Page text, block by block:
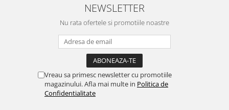
NEWSLETTER
Nu rata ofertele si promotiile noastre
Vreau sa primesc newsletter cu promotiile
magazinului. Afla mai multe in Politica de
Confidentialitate